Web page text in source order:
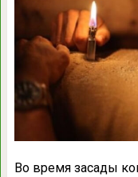
Во время засады